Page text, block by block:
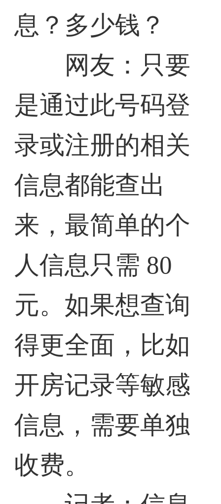
息？多少钱？
网友：只要
是通过此号码登
录或注册的相关
信息都能查出
来，最简单的个
人信息只需 80
元。如果想查询
得更全面，比如
开房记录等敏感
信息，需要单独
收费。